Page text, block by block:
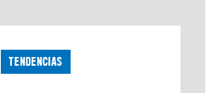
TENDENCIAS